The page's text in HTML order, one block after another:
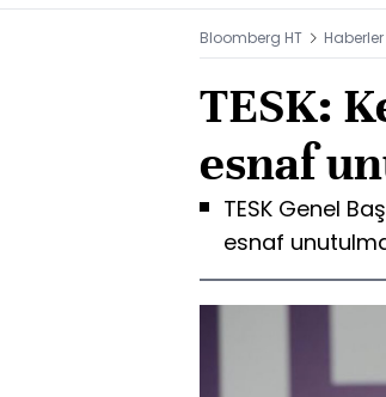
Bloomberg HT Haberler
TESK:
esnaf
TESK Genel
esnaf